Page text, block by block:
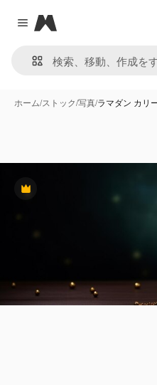
Close menu
Magnific
ホーム/ストック/写真/ラマダン カリ
Premium